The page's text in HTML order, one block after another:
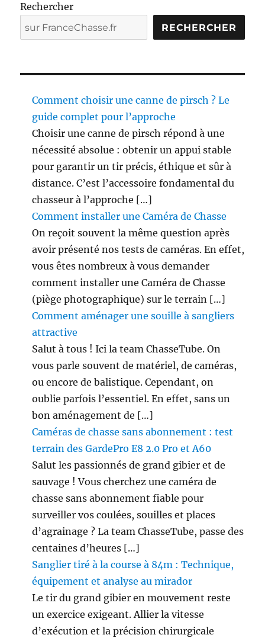
à
a
s
o
r
r
t
i
n
!
e
s
Rechercher
RECHERCHER
Comment choisir une canne de pirsch ? Le
guide complet pour l’approche
Choisir une canne de pirsch répond à une
nécessité absolue : obtenir un appui stable
pour garantir un tir précis, éthique et sûr à
distance. C’est l’accessoire fondamental du
chasseur à l’approche […]
Comment installer une Caméra de Chasse
On reçoit souvent la même question après
avoir présenté nos tests de caméras. En effet,
vous êtes nombreux à vous demander
comment installer une Caméra de Chasse
(piège photographique) sur le terrain […]
Comment aménager une souille à sangliers
attractive
Salut à tous ! Ici la team ChasseTube. On
vous parle souvent de matériel, de caméras,
ou encore de balistique. Cependant, on
oublie parfois l’essentiel. En effet, sans un
bon aménagement de […]
Caméras de chasse sans abonnement : test
terrain des GardePro E8 2.0 Pro et A60
Salut les passionnés de grand gibier et de
sauvage ! Vous cherchez une caméra de
chasse sans abonnement fiable pour
surveiller vos coulées, souilles et places
d’agrainage ? La team ChasseTube, passe des
centaines d’heures […]
Sanglier tiré à la course à 84m : Technique,
équipement et analyse au mirador
Le tir du grand gibier en mouvement reste
un exercice exigeant. Allier la vitesse
d’exécution et la précision chirurgicale